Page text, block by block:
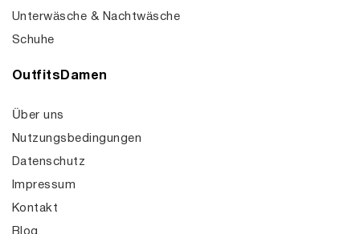
Unterwäsche & Nachtwäsche
Schuhe
OutfitsDamen
Über uns
Nutzungsbedingungen
Datenschutz
Impressum
Kontakt
Blog